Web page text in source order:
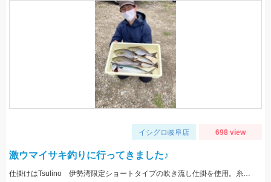
イシグロ岐阜店 698 view
激ウマイサキ釣りに行ってきました♪
仕掛けはTsulino 伊勢湾限定ショートタイプの吹き流し仕掛を使用。糸絡みも少なくオススメです！